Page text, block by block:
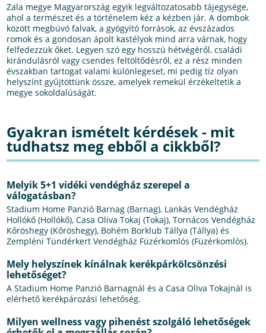
Zala megye Magyarország egyik legváltozatosabb tájegysége,
ahol a természet és a történelem kéz a kézben jár. A dombok
között megbúvó falvak, a gyógyító források, az évszázados
romok és a gondosan ápolt kastélyok mind arra várnak, hogy
felfedezzük őket. Legyen szó egy hosszú hétvégéről, családi
kirándulásról vagy csendes feltöltődésről, ez a rész minden
évszakban tartogat valami különlegeset, mi pedig tíz olyan
helyszínt gyűjtöttünk össze, amelyek remekül érzékeltetik a
megye sokoldalúságát.
Gyakran ismételt kérdések - mit
tudhatsz meg ebből a cikkből?
Melyik 5+1 vidéki vendégház szerepel a
válogatásban?
Stadium Home Panzió Barnag (Barnag), Lankás Vendégház
Hollókő (Hollókő), Casa Oliva Tokaj (Tokaj), Tornácos Vendégház
Kőröshegy (Kőröshegy), Bohém Borklub Tállya (Tállya) és
Zempléni Tündérkert Vendégház Füzérkomlós (Füzérkomlós).
Mely helyszínek kínálnak kerékpárkölcsönzési
lehetőséget?
A Stadium Home Panzió Barnagnál és a Casa Oliva Tokajnál is
elérhető kerékpározási lehetőség.
Milyen wellness vagy pihenést szolgáló lehetőségek